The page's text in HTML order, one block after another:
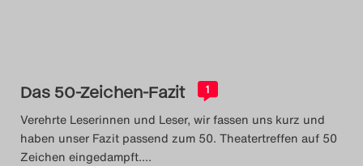
Das 50-Zeichen-Fazit 1
Verehrte Leserinnen und Leser, wir fassen uns kurz und
haben unser Fazit passend zum 50. Theatertreffen auf 50
Zeichen eingedampft.…